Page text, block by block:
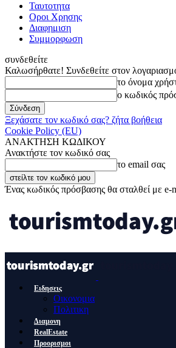
Ταυτοτητα
Οροι Χρησης
Διαφημιση
Συμμορφωση
συνδεθείτε
Καλωσήρθατε! Συνδεθείτε στον
το όνομα
ο κωδικός
Ξεχάσατε τον κωδικό σας? ζήτα βοήθεια
Cookie Policy (EU)
ΑΝΑΚΤΗΣΗ ΚΩΔΙΚΟΥ
Ανακτήστε τον κωδικό σας
το email σας
Ένας κωδικός πρόσβασης θα σταλθεί με e-
Ειδησεις
Οικονομια
Πολιτικη
Διαμονη
RealEstate
Προορισμοι